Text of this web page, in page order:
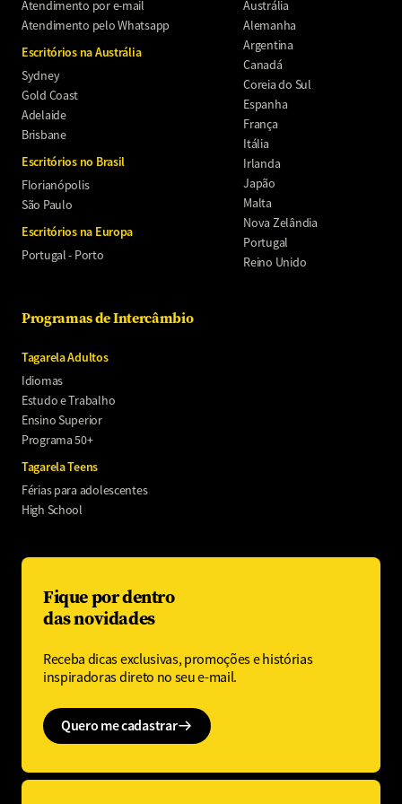
Atendimento por e-mail
Atendimento pelo Whatsapp
Escritórios na Austrália
Sydney
Gold Coast
Adelaide
Brisbane
Escritórios no Brasil
Florianópolis
São Paulo
Escritórios na Europa
Portugal - Porto
Austrália
Alemanha
Argentina
Canadá
Coreia do Sul
Espanha
França
Itália
Irlanda
Japão
Malta
Nova Zelândia
Portugal
Reino Unido
Programas de Intercâmbio
Tagarela Adultos
Idiomas
Estudo e Trabalho
Ensino Superior
Programa 50+
Tagarela Teens
Férias para adolescentes
High School
Fique por dentro
das novidades
Receba dicas exclusivas, promoções e histórias
inspiradoras direto no seu e-mail.
Quero me cadastrar